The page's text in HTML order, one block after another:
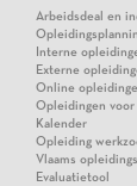
Arbeidsdeal en
Interne
Externe
Online
Opleidingen
Kalender
Opleiding
Vlaams
Evaluatietool